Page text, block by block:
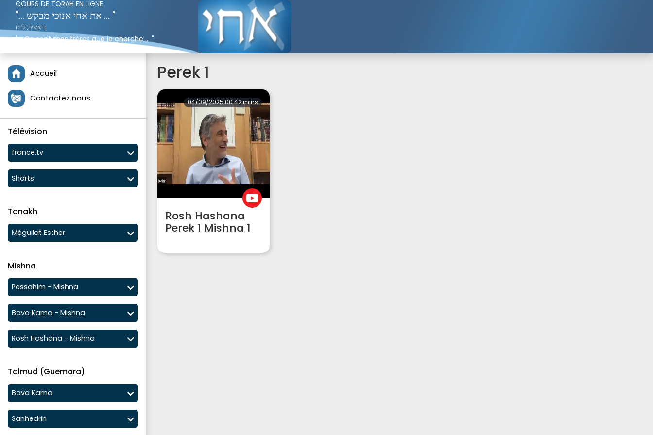
COURS DE TORAH EN LIGNE
"... את אחי אנוכי מבקש ... "
בראשית, לו כז
"... Ce sont mes frères que je cherche ... "
Genèse 37;16
Accueil
Contactez nous
Télévision
france.tv
Shorts
Tanakh
Méguilat Esther
Mishna
Pessahim - Mishna
Bava Kama - Mishna
Rosh Hashana - Mishna
Talmud (Guemara)
Bava Kama
Sanhedrin
Perek 1
04/09/2025 00:42 mins
Rosh Hashana
Perek 1 Mishna 1